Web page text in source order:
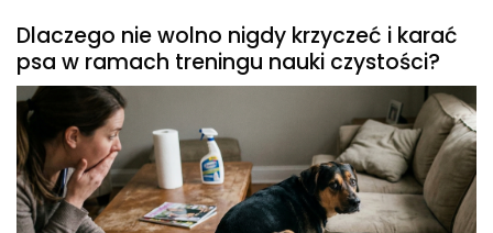
Dlaczego nie wolno nigdy krzyczeć i karać
psa w ramach treningu nauki czystości?